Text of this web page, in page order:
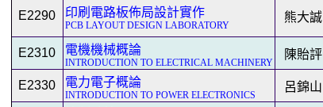
E2290 印刷電路板佈局設計實作
PCB LAYOUT DESIGN LABORATORY
熊大誠
E2310
電機機械概論
INTRODUCTION TO ELECTRICAL MACHINERY
陳貽評
E2330 電力電子概論
INTRODUCTION TO POWER ELECTRONICS
呂錦山